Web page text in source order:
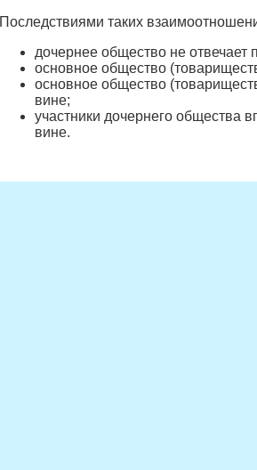
Последствиями таких
дочернее общество не отвечает
основное общество
основное общество
вине;
участники дочернего общества
вине.